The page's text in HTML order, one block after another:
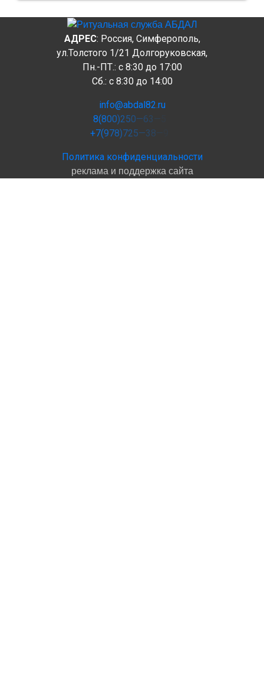
АДРЕС: Россия, Симферополь,
ул.Толстого 1/21 Долгоруковская,
Пн.-ПТ.: c 8:30 до 17:00
Сб.: c 8:30 до 14:00
info@abdal82.ru
8(800)250—63—
+7(978)725—38—
Политика конфиденциальности
реклама и поддержка сайта